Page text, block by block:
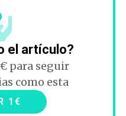
el artículo?
para seguir
como esta
1€